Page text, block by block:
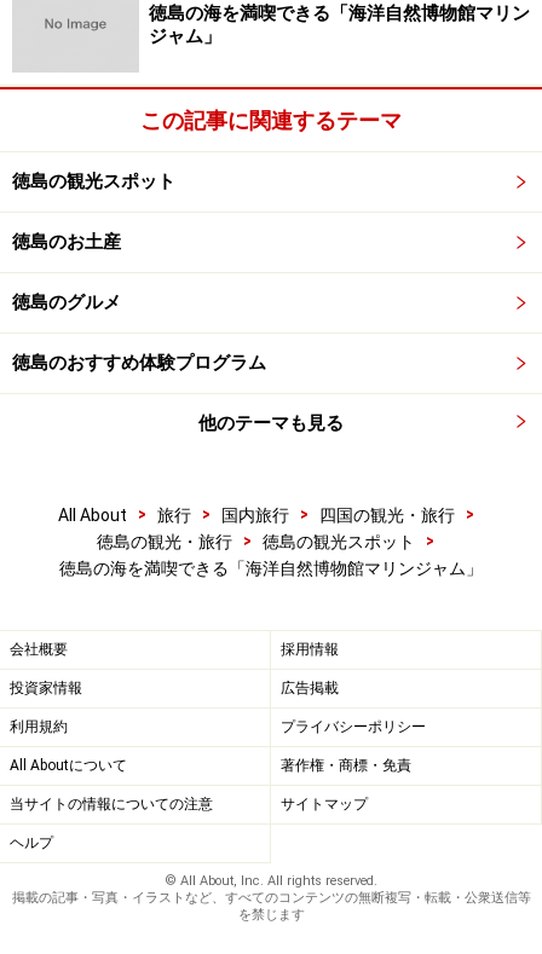
徳島の海を満喫できる「海洋自然博物館マリン
ジャム」
この記事に関連するテーマ
徳島の観光スポット
徳島のお土産
徳島のグルメ
徳島のおすすめ体験プログラム
他のテーマも見る
All About > 旅行 > 国内旅行 > 四国の観光・旅行
>
徳島の観光・旅行
> 徳島の観光スポット
>
徳島の海を満喫できる「海洋自然博物館マリンジャム」
会社概要 採用情報
投資家情報 広告掲載
利用規約 プライバシーポリシー
All Aboutについて 著作権・商標・免責
当サイトの情報についての注意 サイトマップ
ヘルプ
© All About, Inc. All rights reserved.
掲載の記事・写真・イラストなど、すべてのコンテンツの無断複写・転載・公衆送信等
を禁じます